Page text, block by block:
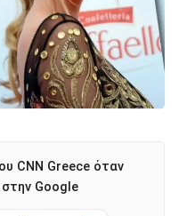
CNN Greece όταν
στην Google